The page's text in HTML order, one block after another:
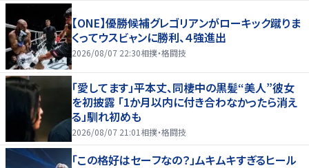
【ONE】優勝候補グレゴリアンがローキック蹴りま
くってウスビャンに勝利、４強進出
2026/08/07 22:30相撲・格闘技
「愛してます」平本丈、同棲中の黒髪“美人”彼女
を初披露 「1か月以内に付き合わなかったら消え
る」馴れ初めも
2026/08/07 21:01 相撲・格闘技
「この格好はセーフなの？」ムキムキすぎるヒール